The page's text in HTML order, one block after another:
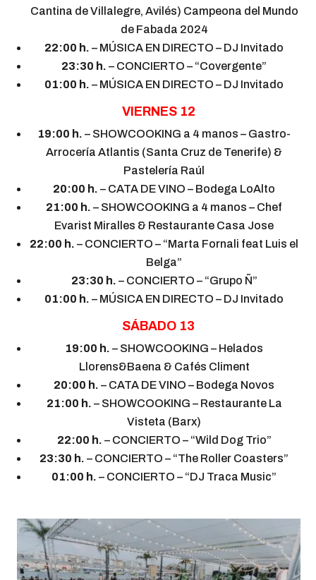
Cantina de Villalegre, Avilés) Campeona del Mundo
de Fabada 2024
22:00 h. – MÚSICA EN DIRECTO – DJ Invitado
23:30 h. – CONCIERTO – “Covergente”
01:00 h. – MÚSICA EN DIRECTO – DJ Invitado
VIERNES 12
19:00 h. – SHOWCOOKING a 4 manos – Gastro-
Arrocería Atlantis (Santa Cruz de Tenerife) &
Pastelería Raúl
20:00 h. – CATA DE VINO – Bodega LoAlto
21:00 h. – SHOWCOOKING a 4 manos – Chef
Evarist Miralles & Restaurante Casa Jose
22:00 h. – CONCIERTO – “Marta Fornali feat Luis el
Belga”
23:30 h. – CONCIERTO – “Grupo Ñ”
01:00 h. – MÚSICA EN DIRECTO – DJ Invitado
SÁBADO 13
19:00 h. – SHOWCOOKING – Helados
Llorens&Baena & Cafés Climent
20:00 h. – CATA DE VINO – Bodega Novos
21:00 h. – SHOWCOOKING – Restaurante La
Visteta (Barx)
22:00 h. – CONCIERTO – “Wild Dog Trio”
23:30 h. – CONCIERTO – “The Roller Coasters”
01:00 h. – CONCIERTO – “DJ Traca Music”